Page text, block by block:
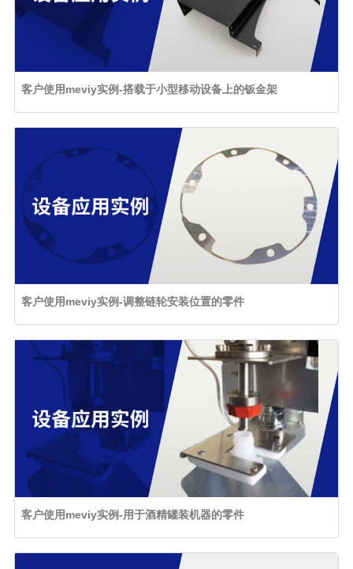
客户使用meviy实例-搭载于小型移动设备上的钣金架
客户使用meviy实例-调整链轮安装位置的零件
客户使用meviy实例-用于酒精罐装机器的零件